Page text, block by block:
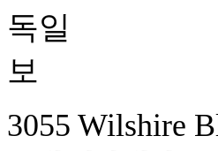
3055 Wilshire